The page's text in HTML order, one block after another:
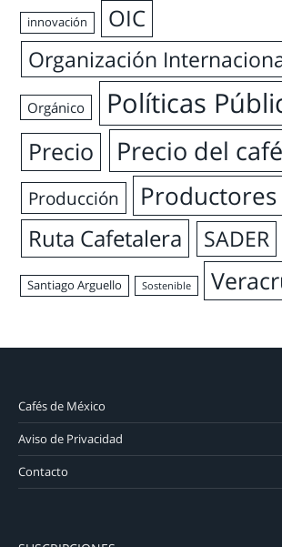
innovación
OIC
Organización
Orgánico Políticas
Precio Precio del café
Producción Productores
Ruta Cafetalera SADER
Santiago Arguello Sostenible
Cafés de México
Aviso de Privacidad
Contacto